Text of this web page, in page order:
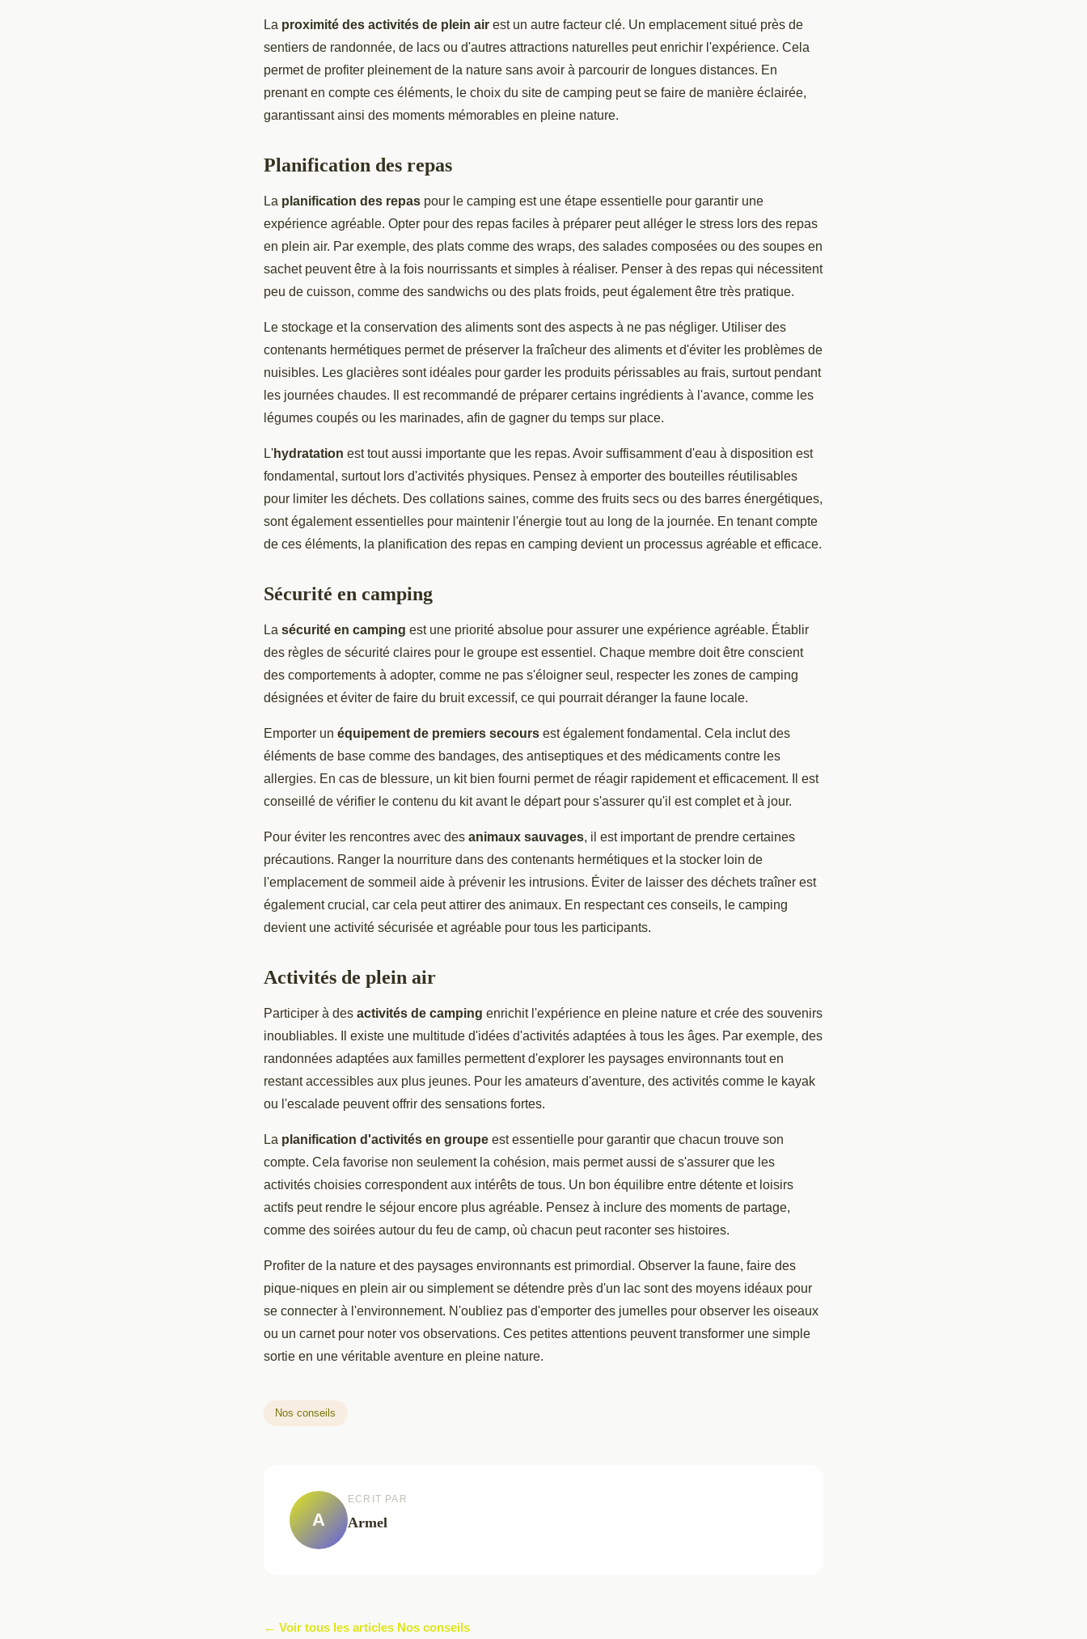
La proximité des activités de plein air est un autre facteur clé. Un emplacement situé près de
sentiers de randonnée, de lacs ou d'autres attractions naturelles peut enrichir l'expérience. Cela
permet de profiter pleinement de la nature sans avoir à parcourir de longues distances. En
prenant en compte ces éléments, le choix du site de camping peut se faire de manière éclairée,
garantissant ainsi des moments mémorables en pleine nature.
Planification des repas
La planification des repas pour le camping est une étape essentielle pour garantir une
expérience agréable. Opter pour des repas faciles à préparer peut alléger le stress lors des repas
en plein air. Par exemple, des plats comme des wraps, des salades composées ou des soupes en
sachet peuvent être à la fois nourrissants et simples à réaliser. Penser à des repas qui nécessitent
peu de cuisson, comme des sandwichs ou des plats froids, peut également être très pratique.
Le stockage et la conservation des aliments sont des aspects à ne pas négliger. Utiliser des
contenants hermétiques permet de préserver la fraîcheur des aliments et d'éviter les problèmes de
nuisibles. Les glacières sont idéales pour garder les produits périssables au frais, surtout pendant
les journées chaudes. Il est recommandé de préparer certains ingrédients à l'avance, comme les
légumes coupés ou les marinades, afin de gagner du temps sur place.
L'hydratation est tout aussi importante que les repas. Avoir suffisamment d'eau à disposition est
fondamental, surtout lors d'activités physiques. Pensez à emporter des bouteilles réutilisables
pour limiter les déchets. Des collations saines, comme des fruits secs ou des barres énergétiques,
sont également essentielles pour maintenir l'énergie tout au long de la journée. En tenant compte
de ces éléments, la planification des repas en camping devient un processus agréable et efficace.
Sécurité en camping
La sécurité en camping est une priorité absolue pour assurer une expérience agréable. Établir
des règles de sécurité claires pour le groupe est essentiel. Chaque membre doit être conscient
des comportements à adopter, comme ne pas s'éloigner seul, respecter les zones de camping
désignées et éviter de faire du bruit excessif, ce qui pourrait déranger la faune locale.
Emporter un équipement de premiers secours est également fondamental. Cela inclut des
éléments de base comme des bandages, des antiseptiques et des médicaments contre les
allergies. En cas de blessure, un kit bien fourni permet de réagir rapidement et efficacement. Il est
conseillé de vérifier le contenu du kit avant le départ pour s'assurer qu'il est complet et à jour.
Pour éviter les rencontres avec des animaux sauvages, il est important de prendre certaines
précautions. Ranger la nourriture dans des contenants hermétiques et la stocker loin de
l'emplacement de sommeil aide à prévenir les intrusions. Éviter de laisser des déchets traîner est
également crucial, car cela peut attirer des animaux. En respectant ces conseils, le camping
devient une activité sécurisée et agréable pour tous les participants.
Activités de plein air
Participer à des activités de camping enrichit l'expérience en pleine nature et crée des souvenirs
inoubliables. Il existe une multitude d'idées d'activités adaptées à tous les âges. Par exemple, des
randonnées adaptées aux familles permettent d'explorer les paysages environnants tout en
restant accessibles aux plus jeunes. Pour les amateurs d'aventure, des activités comme le kayak
ou l'escalade peuvent offrir des sensations fortes.
La planification d'activités en groupe est essentielle pour garantir que chacun trouve son
compte. Cela favorise non seulement la cohésion, mais permet aussi de s'assurer que les
activités choisies correspondent aux intérêts de tous. Un bon équilibre entre détente et loisirs
actifs peut rendre le séjour encore plus agréable. Pensez à inclure des moments de partage,
comme des soirées autour du feu de camp, où chacun peut raconter ses histoires.
Profiter de la nature et des paysages environnants est primordial. Observer la faune, faire des
pique-niques en plein air ou simplement se détendre près d'un lac sont des moyens idéaux pour
se connecter à l'environnement. N'oubliez pas d'emporter des jumelles pour observer les oiseaux
ou un carnet pour noter vos observations. Ces petites attentions peuvent transformer une simple
sortie en une véritable aventure en pleine nature.
Nos conseils
A
ECRIT PAR
Armel
← Voir tous les articles Nos conseils